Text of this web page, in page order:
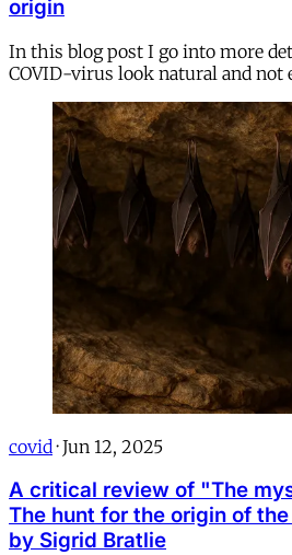
origin
In this blog post I go into more
COVID-virus look natural and not
covid · Jun 12, 2025
A critical review of "The
The hunt for the origin of
by Sigrid Bratlie